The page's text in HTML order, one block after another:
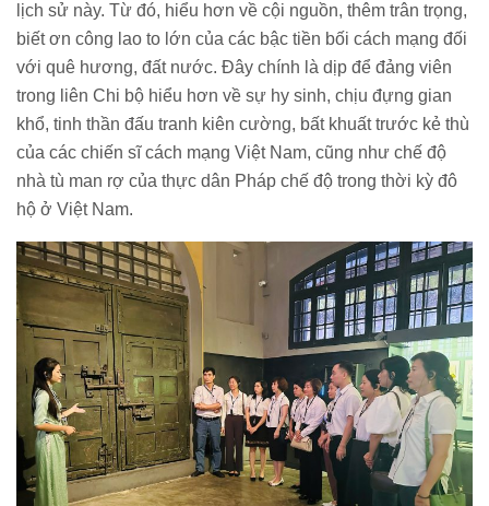
lịch sử này. Từ đó, hiểu hơn về cội nguồn, thêm trân trọng,
biết ơn công lao to lớn của các bậc tiền bối cách mạng đối
với quê hương, đất nước. Đây chính là dịp để đảng viên
trong liên Chi bộ hiểu hơn về sự hy sinh, chịu đựng gian
khổ, tinh thần đấu tranh kiên cường, bất khuất trước kẻ thù
của các chiến sĩ cách mạng Việt Nam, cũng như chế độ
nhà tù man rợ của thực dân Pháp chế độ trong thời kỳ đô
hộ ở Việt Nam.